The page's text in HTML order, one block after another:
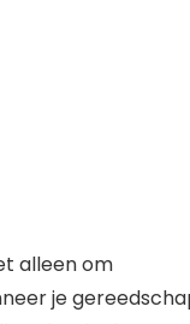
alleen om
je